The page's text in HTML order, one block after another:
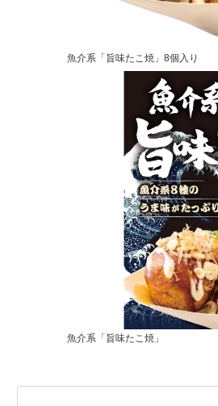
魚介系「旨味たこ焼」8個入り
魚介系「旨味たこ焼」